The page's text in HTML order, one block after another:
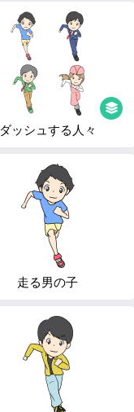
ダッシュする人々
走る男の子